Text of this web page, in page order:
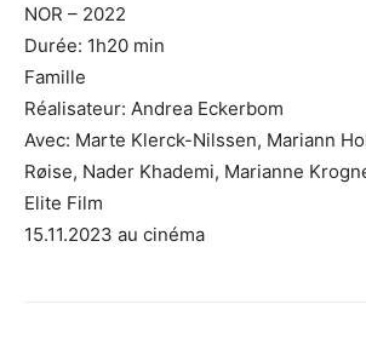
NOR – 2022
Durée: 1h20 min
Famille
Réalisateur: Andrea Eckerbom
Avec: Marte Klerck-Nilssen, Mariann
Røise, Nader Khademi, Marianne
Elite Film
15.11.2023 au cinéma